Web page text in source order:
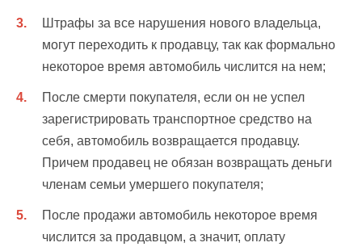
Штрафы за все нарушения нового владельца,
могут переходить к продавцу, так как формально
некоторое время автомобиль числится на нем;
После смерти покупателя, если он не успел
зарегистрировать транспортное средство на
себя, автомобиль возвращается продавцу.
Причем продавец не обязан возвращать деньги
членам семьи умершего покупателя;
После продажи автомобиль некоторое время
числится за продавцом, а значит, оплату